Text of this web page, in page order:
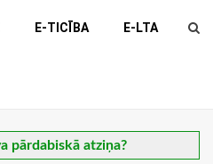
E-TICĪBA E-LTA
pārdabiskā atziņa?